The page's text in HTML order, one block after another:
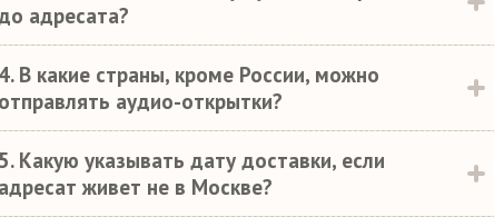
адресата?
4. В какие страны, кроме России, можно
отправлять аудио-открытки?
5. Какую указывать дату доставки, если
адресат живет не в Москве?